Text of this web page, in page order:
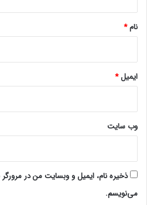
نام*
ایمیل*
وب‌ سایت
ذخیره نام، ایمیل و وبسایت من در
می‌نویسم.